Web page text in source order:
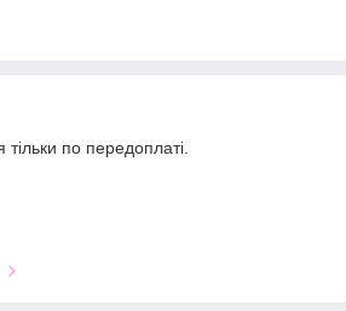
тільки по передоплаті.